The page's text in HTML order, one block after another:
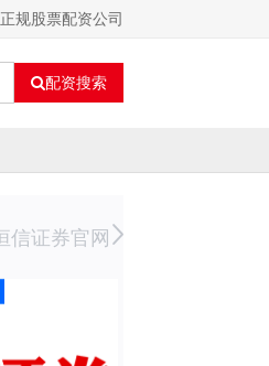
规股票配资公司
配资搜索
信证券官网